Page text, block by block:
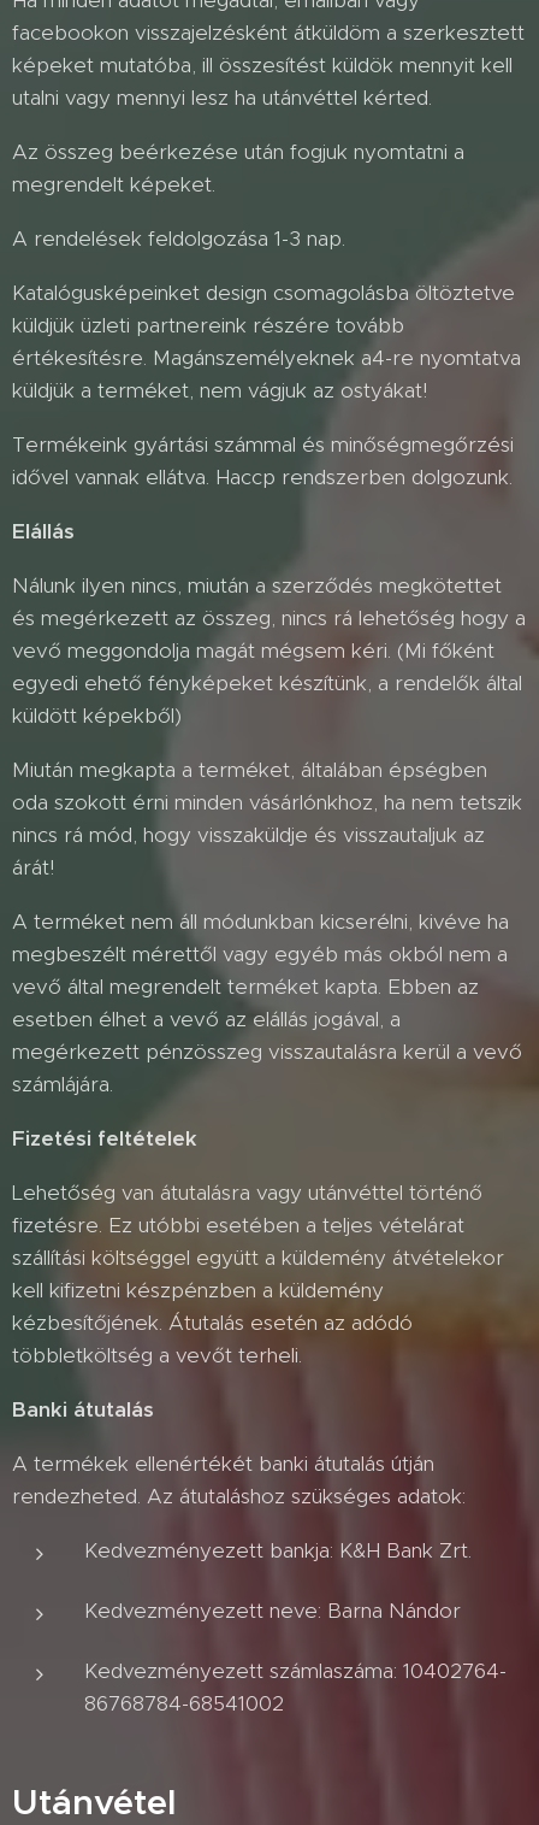
facebookon visszajelzésként átküldöm a szerkesztett
képeket mutatóba, ill összesítést küldök mennyit kell
utalni vagy mennyi lesz ha utánvéttel kérted.
Az összeg beérkezése után fogjuk nyomtatni a
megrendelt képeket.
A rendelések feldolgozása 1-3 nap.
Katalógusképeinket design csomagolásba öltöztetve
küldjük üzleti partnereink részére tovább
értékesítésre. Magánszemélyeknek a4-re nyomtatva
küldjük a terméket, nem vágjuk az ostyákat!
Termékeink gyártási számmal és minőségmegőrzési
idővel vannak ellátva. Haccp rendszerben dolgozunk.
Elállás
Nálunk ilyen nincs, miután a szerződés megkötettet
és megérkezett az összeg, nincs rá lehetőség hogy a
vevő meggondolja magát mégsem kéri. (Mi főként
egyedi ehető fényképeket készítünk, a rendelők által
küldött képekből)
Miután megkapta a terméket, általában épségben
oda szokott érni minden vásárlónkhoz, ha nem tetszik
nincs rá mód, hogy visszaküldje és visszautaljuk az
árát!
A terméket nem áll módunkban kicserélni, kivéve ha
megbeszélt mérettől vagy egyéb más okból nem a
vevő által megrendelt terméket kapta. Ebben az
esetben élhet a vevő az elállás jogával, a
megérkezett pénzösszeg visszautalásra kerül a vevő
számlájára.
Fizetési feltételek
Lehetőség van átutalásra vagy utánvéttel történő
fizetésre. Ez utóbbi esetében a teljes vételárat
szállítási költséggel együtt a küldemény átvételekor
kell kifizetni készpénzben a küldemény
kézbesítőjének. Átutalás esetén az adódó
többletköltség a vevőt terheli.
Banki átutalás
A termékek ellenértékét banki átutalás útján
rendezheted. Az átutaláshoz szükséges adatok:
Kedvezményezett bankja: K&H Bank Zrt.
Kedvezményezett neve: Barna Nándor
Kedvezményezett számlaszáma: 10402764-
86768784-68541002
Utánvétel